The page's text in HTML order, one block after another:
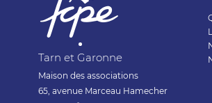
Tarn et Garonne
Maison des associations
65, avenue Marceau Hamecher